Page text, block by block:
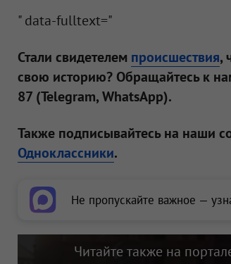
" data-fulltext="
Стали свидетелем происшествия,
свою историю? Обращайтесь к
87 (Telegram, WhatsApp).
Также подписывайтесь на наши
Одноклассники.
Не пропускайте важное —
Читайте также на